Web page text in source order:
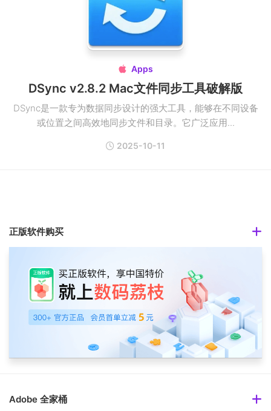
 Apps
DSync v2.8.2 Mac文件同步工具破解版
DSync是一款专为数据同步设计的强大工具，能够在不同设备
或位置之间高效地同步文件和目录。它广泛应用...
2025-10-11
正版软件购买
Adobe 全家桶